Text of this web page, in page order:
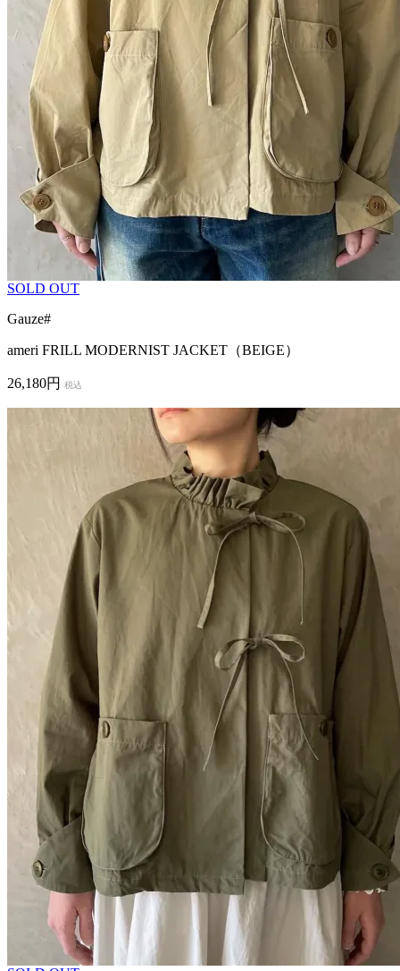
SOLD OUT
Gauze#
ameri FRILL MODERNIST JACKET（BEIGE）
26,180円 税込